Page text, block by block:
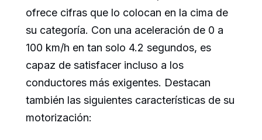
ofrece cifras que lo colocan en la cima de
su categoría. Con una aceleración de 0 a
100 km/h en tan solo 4.2 segundos, es
capaz de satisfacer incluso a los
conductores más exigentes. Destacan
también las siguientes características de su
motorización: